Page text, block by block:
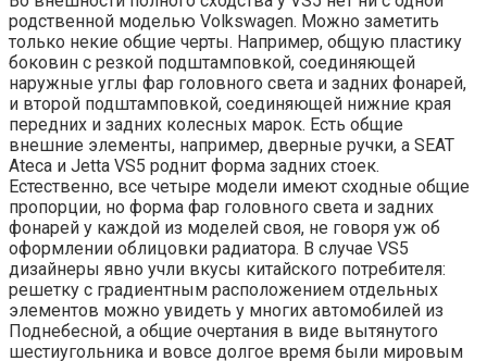
родственной моделью Volkswagen. Можно заметить
только некие общие черты. Например, общую пластику
боковин с резкой подштамповкой, соединяющей
наружные углы фар головного света и задних фонарей,
и второй подштамповкой, соединяющей нижние края
передних и задних колесных марок. Есть общие
внешние элементы, например, дверные ручки, а SEAT
Ateca и Jetta VS5 роднит форма задних стоек.
Естественно, все четыре модели имеют сходные общие
пропорции, но форма фар головного света и задних
фонарей у каждой из моделей своя, не говоря уж об
оформлении облицовки радиатора. В случае VS5
дизайнеры явно учли вкусы китайского потребителя:
решетку с градиентным расположением отдельных
элементов можно увидеть у многих автомобилей из
Поднебесной, а общие очертания в виде вытянутого
шестиугольника и вовсе долгое время были мировым